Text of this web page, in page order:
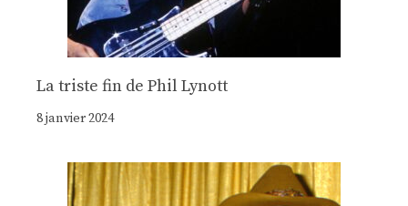
La triste fin de Phil Lynott
8 janvier 2024